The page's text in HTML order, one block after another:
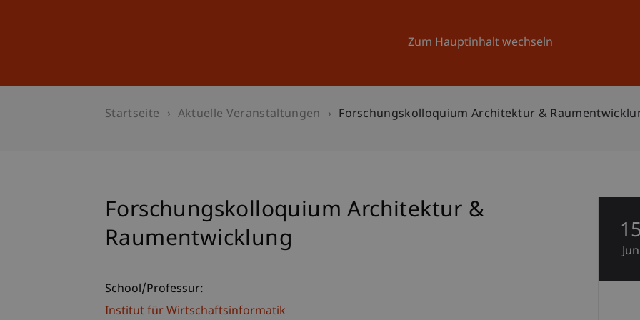
Zum Hauptinhalt wechseln
Universität Aktuelles
Startseite Aktuelle Veranstaltungen Forschungskolloquium Architektur &
Forschungskolloquium Architektur &
Raumentwicklung
School/Professur:
Institut für Wirtschaftsinformatik
15
Jun